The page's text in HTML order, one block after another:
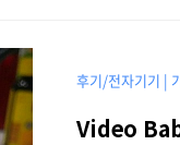
후기/전자기기 |
Video